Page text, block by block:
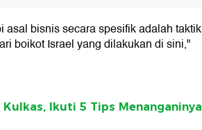
asal bisnis secara spesifik adalah taktik
boikot Israel yang dilakukan di sini,"
Ikuti 5 Tips Menanganinya